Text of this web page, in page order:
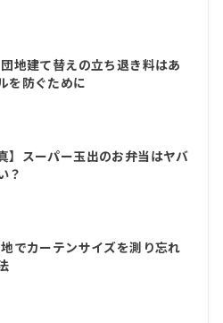
団地建て替えの立ち退き料はあ
を防ぐために
】スーパー玉出のお弁当はヤバ
？
でカーテンサイズを測り忘れ